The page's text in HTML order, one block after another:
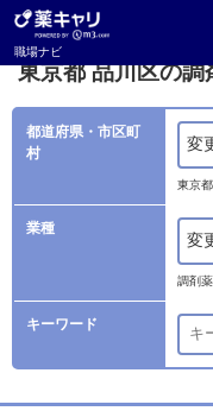
職場ナビ
薬キャリ 職場ナビ
東京都 品川区の
都道府県・市区町
村
変
東京
業種
変
調剤
キーワード